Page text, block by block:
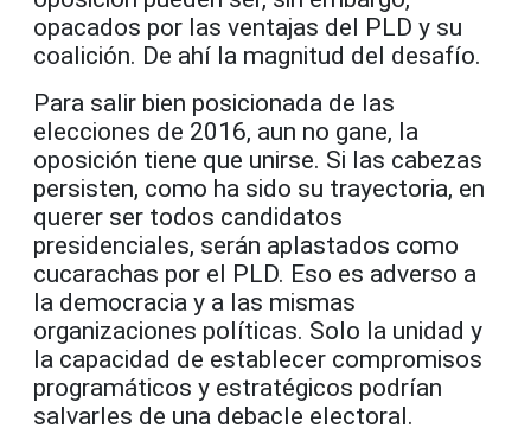
opacados por las ventajas del PLD y su
coalición. De ahí la magnitud del desafío.
Para salir bien posicionada de las
elecciones de 2016, aun no gane, la
oposición tiene que unirse. Si las cabezas
persisten, como ha sido su trayectoria, en
querer ser todos candidatos
presidenciales, serán aplastados como
cucarachas por el PLD. Eso es adverso a
la democracia y a las mismas
organizaciones políticas. Solo la unidad y
la capacidad de establecer compromisos
programáticos y estratégicos podrían
salvarles de una debacle electoral.